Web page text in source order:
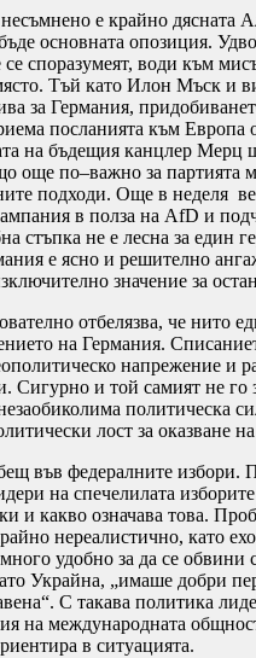
е крайно дясната
основната опозиция.
споразумеят, води към
Тъй като Илон Мъск и
за Германия,
посланията към
на бъдещия канцлер Мерц
още по–важно за партията
подходи. Още в неделя
в полза на AfD и
стъпка не е лесна за един
е ясно и решително
значение за
отбелязва, че нито
на Германия.
напрежение
Сигурно и той самият не го
политическа
лост за оказване
във федералните избори.
на спечелилата
и какво означава това.
нереалистично, като
удобно за да се обвини
Украйна, „имаше добри
С такава политика
на международната
в ситуацията.